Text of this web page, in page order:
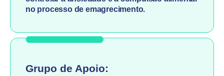
no processo de emagrecimento.
Grupo de Apoio: